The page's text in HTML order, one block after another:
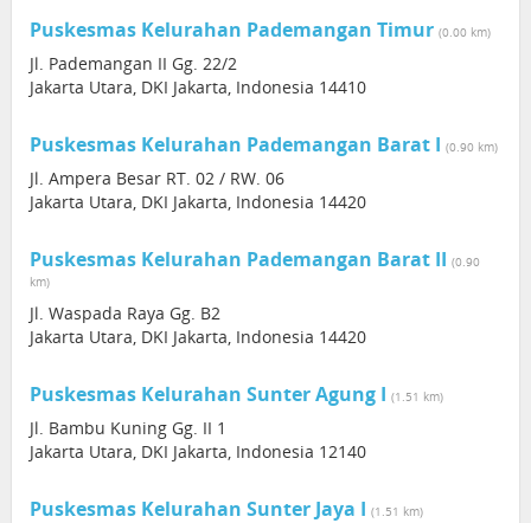
Puskesmas Kelurahan Pademangan Timur (0.00 km)
Jl. Pademangan II Gg. 22/2
Jakarta Utara, DKI Jakarta, Indonesia 14410
Puskesmas Kelurahan Pademangan Barat I (0.90 km)
Jl. Ampera Besar RT. 02 / RW. 06
Jakarta Utara, DKI Jakarta, Indonesia 14420
Puskesmas Kelurahan Pademangan Barat II (0.90
km)
Jl. Waspada Raya Gg. B2
Jakarta Utara, DKI Jakarta, Indonesia 14420
Puskesmas Kelurahan Sunter Agung I (1.51 km)
Jl. Bambu Kuning Gg. II 1
Jakarta Utara, DKI Jakarta, Indonesia 12140
Puskesmas Kelurahan Sunter Jaya I (1.51 km)